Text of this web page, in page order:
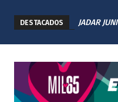
DESTACADOS
JADAR